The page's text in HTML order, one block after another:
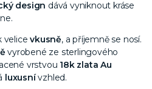
design dává vyniknout kráse
velicevkusně,a příjemně se nosí.
vyrobené ze sterlingového
vrstvou 18k zlata Au
luxusnívzhled.